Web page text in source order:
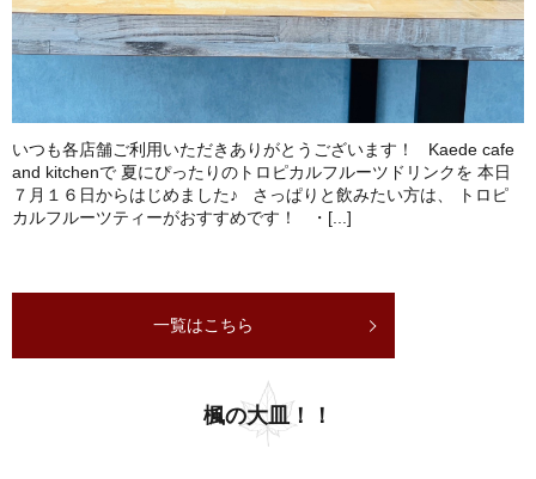
いつも各店舗ご利用いただきありがとうございます！ Kaede cafe
and kitchenで 夏にぴったりのトロピカルフルーツドリンクを 本日
７月１６日からはじめました♪ さっぱりと飲みたい方は、 トロピ
カルフルーツティーがおすすめです！ ・[...]
一覧はこちら
楓の大皿！！